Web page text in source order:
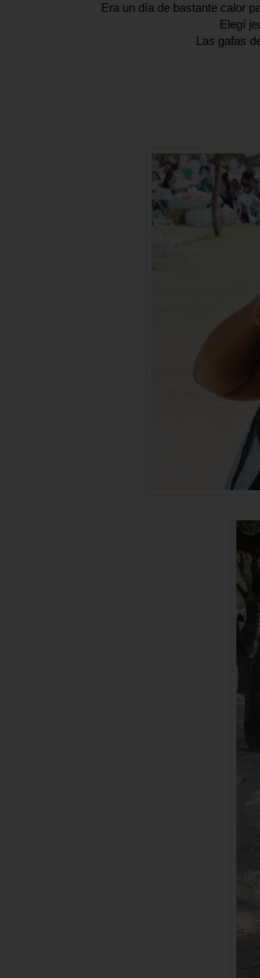
Era un día de bastante calor
Elegí
Las gafas